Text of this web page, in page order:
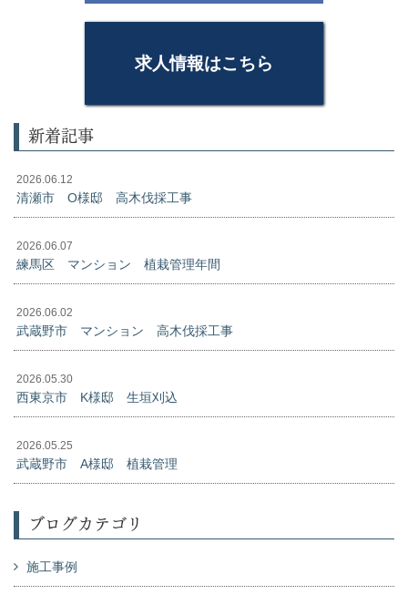
求人情報はこちら
新着記事
2026.06.12
清瀬市 O様邸 高木伐採工事
2026.06.07
練馬区 マンション 植栽管理年間
2026.06.02
武蔵野市 マンション 高木伐採工事
2026.05.30
西東京市 K様邸 生垣刈込
2026.05.25
武蔵野市 A様邸 植栽管理
ブログカテゴリ
施工事例